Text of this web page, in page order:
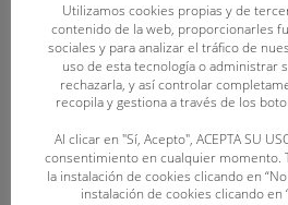
PÉREZ,RAQUEL BARRIO GARCÍA
Utilizamos cookies propias y de
contenido de la web, proporcionarles
sociales y para analizar el tráfico de
uso de esta tecnología o administrar
rechazarla, y así controlar
recopila y gestiona a través de los
Al clicar en "Sí, Acepto", ACEPTA SU
consentimiento en cualquier momento.
la instalación de cookies clicando en “No
instalación de cookies clicando en